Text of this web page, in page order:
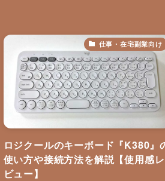
仕事・在宅副業向け
ロジクールのキーボード『K380』
使い方や接続方法を解説【使用感レ
ビュー】